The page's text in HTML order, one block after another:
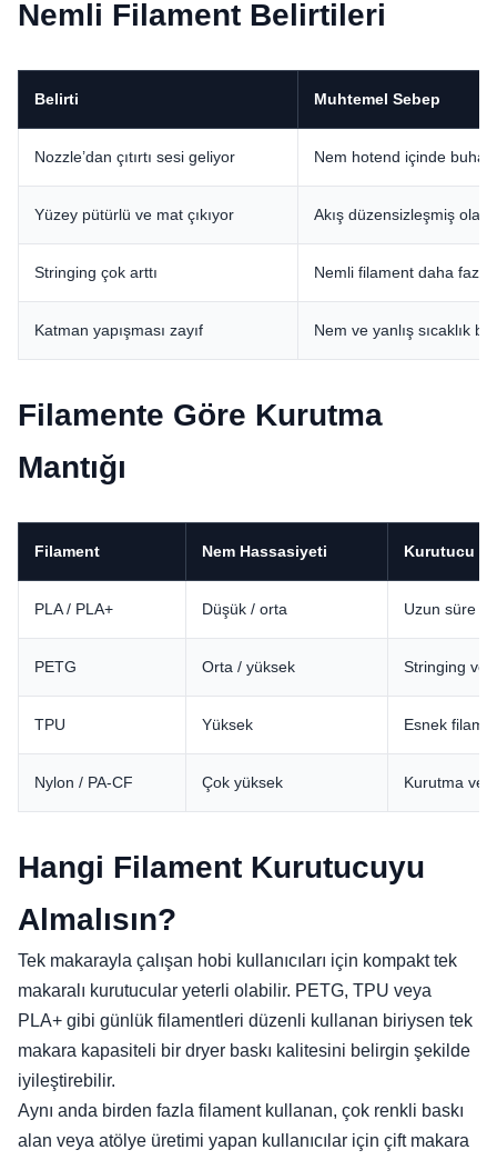
Nemli Filament Belirtileri
Belirti Muhtemel Sebep
Nozzle’dan çıtırtı sesi geliyor Nem hotend içinde
Yüzey pütürlü ve mat çıkıyor Akış düzensizleşmiş
Stringing çok arttı Nemli filament daha fazla
Katman yapışması zayıf Nem ve yanlış sıcaklık
Filamente Göre Kurutma
Mantığı
Filament Nem Hassasiyeti Kurutucu
PLA / PLA+ Düşük / orta Uzun süre
PETG Orta / yüksek Stringing ve
TPU Yüksek Esnek
Nylon / PA-CF Çok yüksek Kurutma ve
Hangi Filament Kurutucuyu
Almalısın?
Tek makarayla çalışan hobi kullanıcıları için kompakt tek
makaralı kurutucular yeterli olabilir. PETG, TPU veya
PLA+ gibi günlük filamentleri düzenli kullanan biriysen tek
makara kapasiteli bir dryer baskı kalitesini belirgin şekilde
iyileştirebilir.
Aynı anda birden fazla filament kullanan, çok renkli baskı
alan veya atölye üretimi yapan kullanıcılar için çift makara